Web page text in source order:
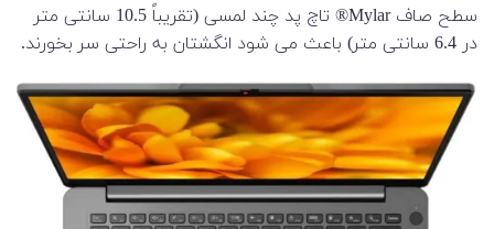
سطح صاف Mylar® تاچ پد چند لمسی (تقریباً 10.5 سانتی متر
در 6.4 سانتی متر) باعث می شود انگشتان به راحتی سر بخورند.